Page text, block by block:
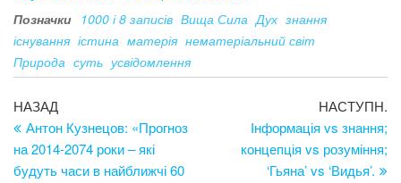
Позначки 1000 і 8 записів Вища Сила Дух знання
існування істина матерія нематеріальний світ
Природа суть усвідомлення
Навігація
записів
Попередній
запис
НАЗАД
Антон Кузнецов: «Прогноз
на 2014-2074 роки – які
будуть часи в найближчі 60
НАСТУПН.
Інформація vs знання;
концепція vs розуміння;
‘Гьяна’ vs ‘Видья’.